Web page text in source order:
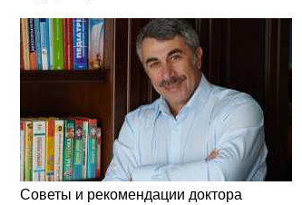
Советы и рекомендации доктора